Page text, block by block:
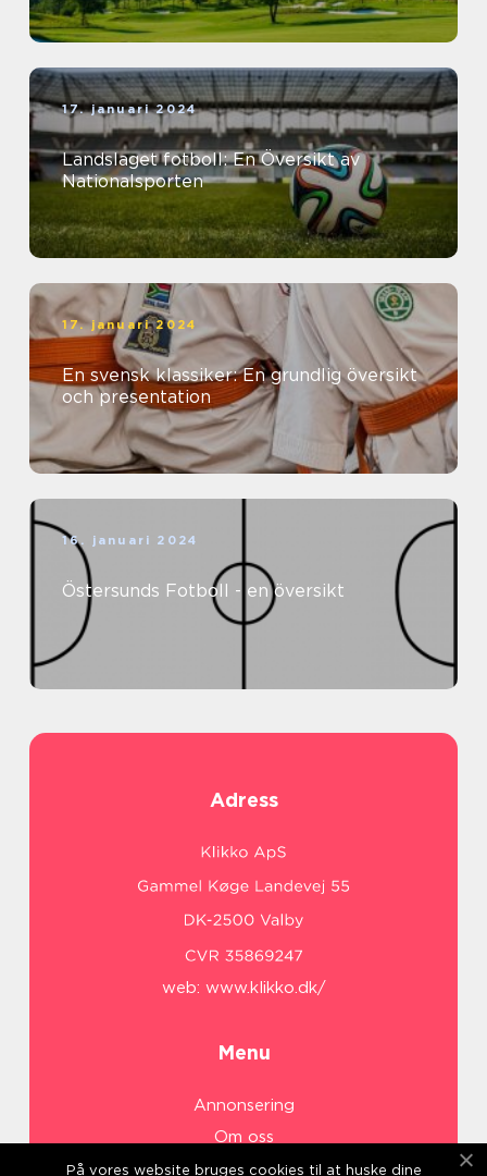
17. januari 2024
Landslaget fotboll: En Översikt av
Nationalsporten
17. januari 2024
En svensk klassiker: En grundlig översikt
och presentation
16. januari 2024
Östersunds Fotboll - en översikt
Adress
web: www.klikko.dk/
Menu
Annonsering
Om oss
Cookies
På vores website bruges cookies til at huske dine